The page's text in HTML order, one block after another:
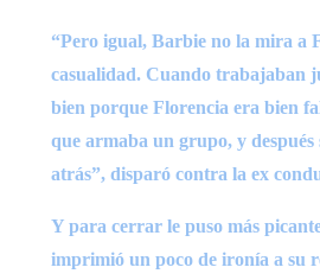
“Pero igual, Barbie no la mira a
casualidad. Cuando trabajaban
bien porque Florencia era bien
que armaba un grupo, y después
atrás”, disparó contra la ex
Y para cerrar le puso más
imprimió un poco de ironía a su